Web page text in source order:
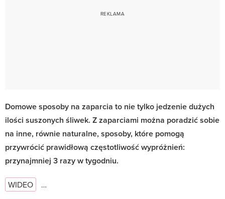
Domowe sposoby na zaparcia to nie tylko jedzenie dużych
ilości suszonych śliwek. Z zaparciami można poradzić sobie
na inne, równie naturalne, sposoby, które pomogą
przywrócić prawidłową częstotliwość wypróżnień:
przynajmniej 3 razy w tygodniu.
WIDEO …